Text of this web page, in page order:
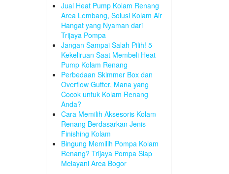
Jual Heat Pump Kolam Renang
Area Lembang, Solusi Kolam Air
Hangat yang Nyaman dari
Trijaya Pompa
Jangan Sampai Salah Pilih! 5
Kekeliruan Saat Membeli Heat
Pump Kolam Renang
Perbedaan Skimmer Box dan
Overflow Gutter, Mana yang
Cocok untuk Kolam Renang
Anda?
Cara Memilih Aksesoris Kolam
Renang Berdasarkan Jenis
Finishing Kolam
Bingung Memilih Pompa Kolam
Renang? Trijaya Pompa Siap
Melayani Area Bogor